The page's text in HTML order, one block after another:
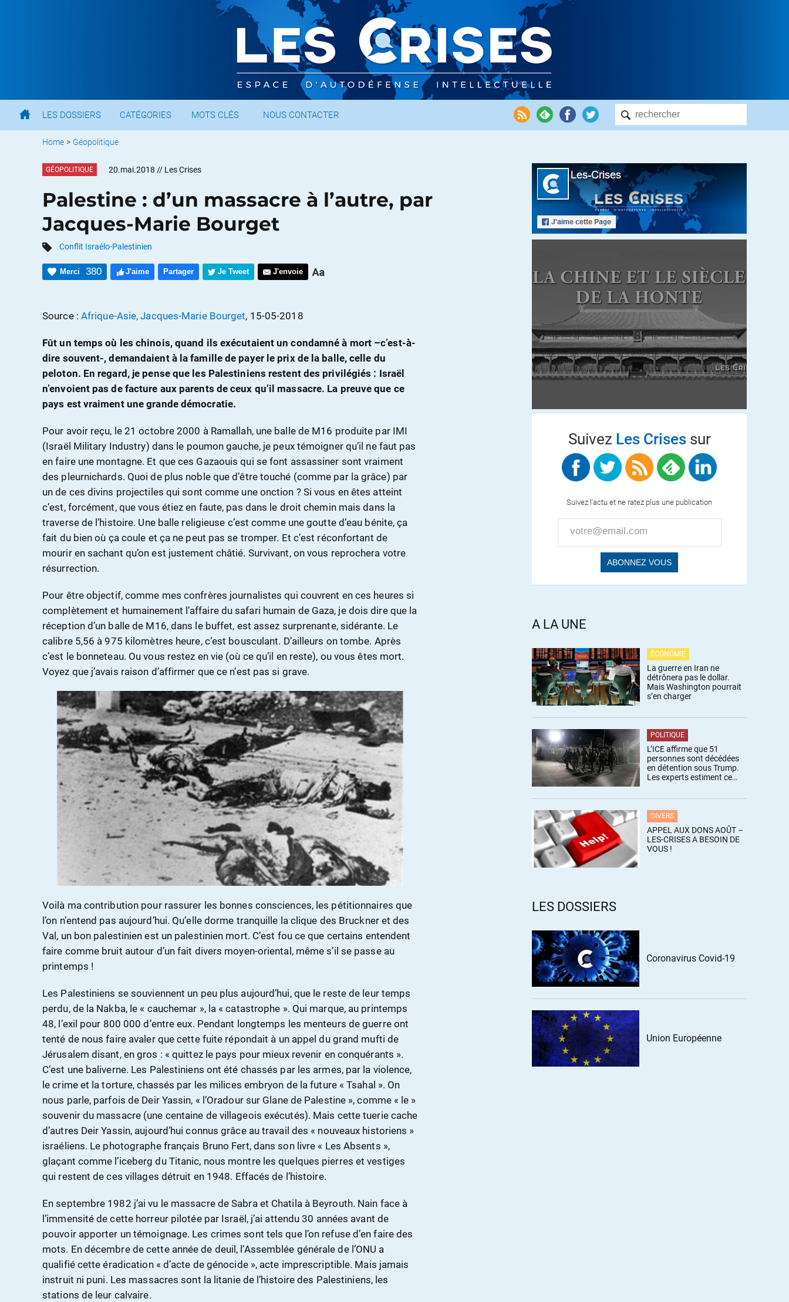
LES DOSSIERS CATÉGORIES MOTS CLÉS NOUS CONTACTER
Home > Géopolitique
GÉOPOLITIQUE 20.mai.2018 // Les Crises
Palestine : d’un massacre à l’autre, par
Jacques-Marie Bourget
Conflit Israélo-Palestinien
Merci 380 J'aime Partager Je Tweet J'envoie
Source : Afrique-Asie, Jacques-Marie Bourget, 15-05-2018
Fût un temps où les chinois, quand ils exécutaient un condamné à mort –c’est-à-
dire souvent-, demandaient à la famille de payer le prix de la balle, celle du
peloton. En regard, je pense que les Palestiniens restent des privilégiés : Israël
n’envoient pas de facture aux parents de ceux qu’il massacre. La preuve que ce
pays est vraiment une grande démocratie.
Pour avoir reçu, le 21 octobre 2000 à Ramallah, une balle de M16 produite par IMI
(Israël Military Industry) dans le poumon gauche, je peux témoigner qu’il ne faut pas
en faire une montagne. Et que ces Gazaouis qui se font assassiner sont vraiment
des pleurnichards. Quoi de plus noble que d’être touché (comme par la grâce) par
un de ces divins projectiles qui sont comme une onction ? Si vous en êtes atteint
c’est, forcément, que vous étiez en faute, pas dans le droit chemin mais dans la
traverse de l’histoire. Une balle religieuse c’est comme une goutte d’eau bénite, ça
fait du bien où ça coule et ça ne peut pas se tromper. Et c’est réconfortant de
mourir en sachant qu’on est justement châtié. Survivant, on vous reprochera votre
résurrection.
Pour être objectif, comme mes confrères journalistes qui couvrent en ces heures si
complètement et humainement l’affaire du safari humain de Gaza, je dois dire que la
réception d’un balle de M16, dans le buffet, est assez surprenante, sidérante. Le
calibre 5,56 à 975 kilomètres heure, c’est bousculant. D’ailleurs on tombe. Après
c’est le bonneteau. Ou vous restez en vie (où ce qu’il en reste), ou vous êtes mort.
Voyez que j’avais raison d’affirmer que ce n’est pas si grave.
Voilà ma contribution pour rassurer les bonnes consciences, les pétitionnaires que
l’on n’entend pas aujourd’hui. Qu’elle dorme tranquille la clique des Bruckner et des
Val, un bon palestinien est un palestinien mort. C’est fou ce que certains entendent
faire comme bruit autour d’un fait divers moyen-oriental, même s’il se passe au
printemps !
Les Palestiniens se souviennent un peu plus aujourd’hui, que le reste de leur temps
perdu, de la Nakba, le « cauchemar », la « catastrophe ». Qui marque, au printemps
48, l’exil pour 800 000 d’entre eux. Pendant longtemps les menteurs de guerre ont
tenté de nous faire avaler que cette fuite répondait à un appel du grand mufti de
Jérusalem disant, en gros : « quittez le pays pour mieux revenir en conquérants ».
C’est une baliverne. Les Palestiniens ont été chassés par les armes, par la violence,
le crime et la torture, chassés par les milices embryon de la future « Tsahal ». On
nous parle, parfois de Deir Yassin, « l’Oradour sur Glane de Palestine », comme « le »
souvenir du massacre (une centaine de villageois exécutés). Mais cette tuerie cache
d’autres Deir Yassin, aujourd’hui connus grâce au travail des « nouveaux historiens »
israéliens. Le photographe français Bruno Fert, dans son livre « Les Absents »,
glaçant comme l’iceberg du Titanic, nous montre les quelques pierres et vestiges
qui restent de ces villages détruit en 1948. Effacés de l’histoire.
En septembre 1982 j’ai vu le massacre de Sabra et Chatila à Beyrouth. Nain face à
l’immensité de cette horreur pilotée par Israël, j’ai attendu 30 années avant de
pouvoir apporter un témoignage. Les crimes sont tels que l’on refuse d’en faire des
mots. En décembre de cette année de deuil, l’Assemblée générale de l’ONU a
qualifié cette éradication « d’acte de génocide », acte imprescriptible. Mais jamais
instruit ni puni. Les massacres sont la litanie de l’histoire des Palestiniens, les
stations de leur calvaire.
Suivez Les Crisessur
Suivez l'actu et ne ratez plus une publication
A LA UNE
ÉCONOMIE
La guerre en Iran ne
détrônera pas le dollar.
Mais Washington pourrait
s’en charger
POLITIQUE
L’ICE affirme que 51
personnes sont décédées
en détention sous Trump.
Les experts estiment ce
DIVERS
APPEL AUX DONS AOÛT –
LES-CRISES A BESOIN DE
VOUS !
LES DOSSIERS
Coronavirus Covid-19
Union Européenne